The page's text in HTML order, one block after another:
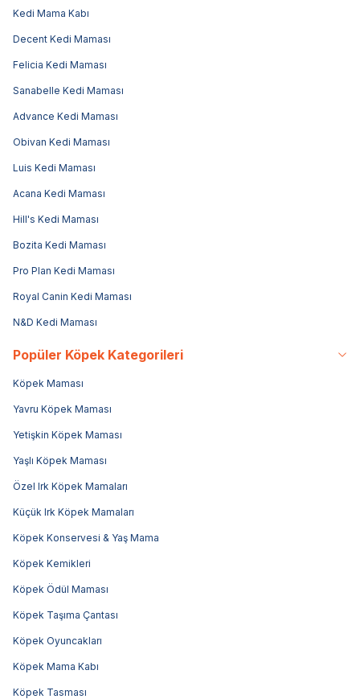
Kedi Mama Kabı
Decent Kedi Maması
Felicia Kedi Maması
Sanabelle Kedi Maması
Advance Kedi Maması
Obivan Kedi Maması
Luis Kedi Maması
Acana Kedi Maması
Hill's Kedi Maması
Bozita Kedi Maması
Pro Plan Kedi Maması
Royal Canin Kedi Maması
N&D Kedi Maması
Popüler Köpek Kategorileri
Köpek Maması
Yavru Köpek Maması
Yetişkin Köpek Maması
Yaşlı Köpek Maması
Özel Irk Köpek Mamaları
Küçük Irk Köpek Mamaları
Köpek Konservesi & Yaş Mama
Köpek Kemikleri
Köpek Ödül Maması
Köpek Taşıma Çantası
Köpek Oyuncakları
Köpek Mama Kabı
Köpek Tasması